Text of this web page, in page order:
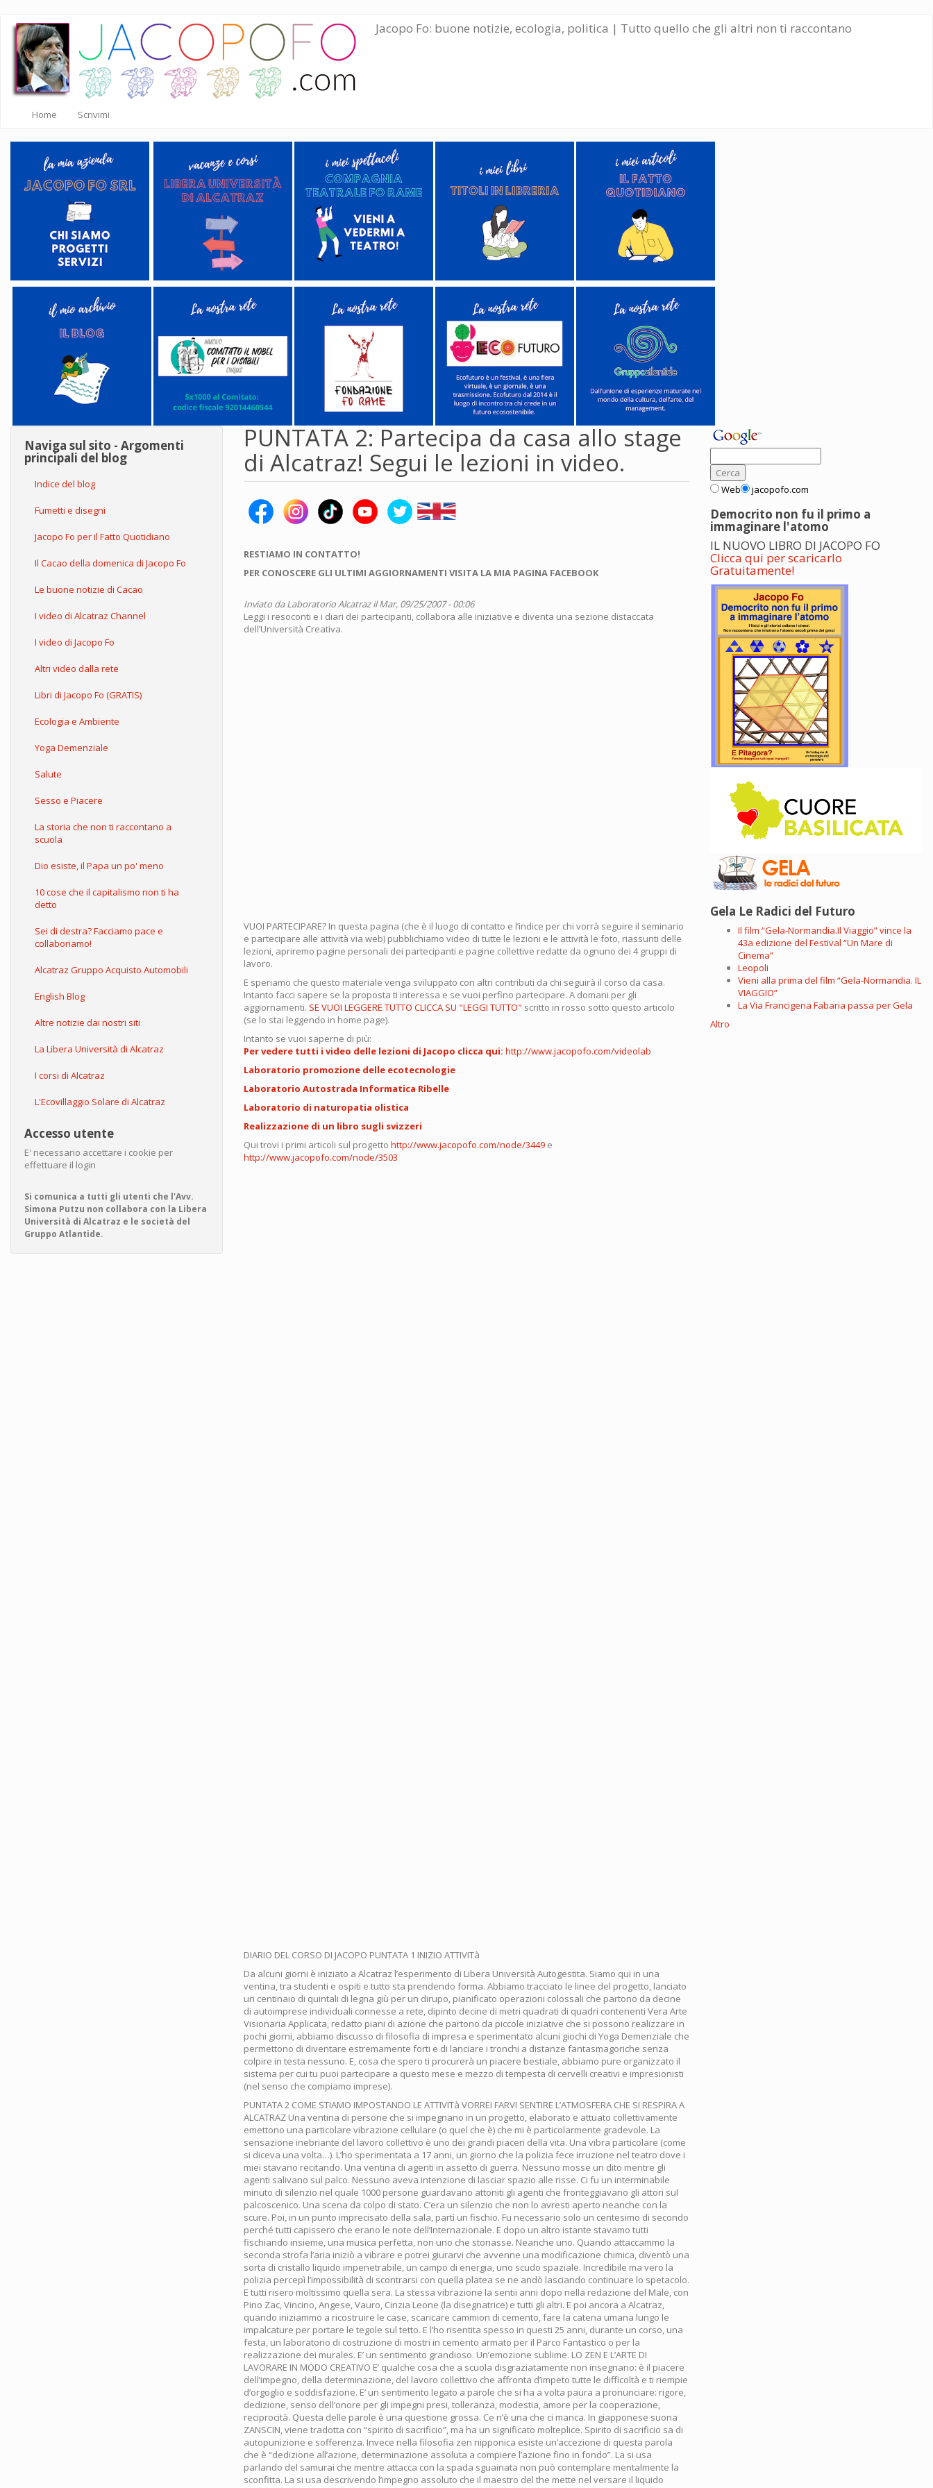
Salta
contenuto
principale
Jacopo Fo: buone notizie, ecologia, politica | Tutto quello che gli altri non ti raccontano
Home Scrivimi
Naviga sul sito - Argomenti
principali del blog
Indice del blog
Fumetti e disegni
Jacopo Fo per il Fatto Quotidiano
Il Cacao della domenica di Jacopo Fo
Le buone notizie di Cacao
I video di Alcatraz Channel
I video di Jacopo Fo
Altri video dalla rete
Libri di Jacopo Fo (GRATIS)
Ecologia e Ambiente
Yoga Demenziale
Salute
Sesso e Piacere
La storia che non ti raccontano a
scuola
Dio esiste, il Papa un po' meno
10 cose che il capitalismo non ti ha
detto
Sei di destra? Facciamo pace e
collaboriamo!
Alcatraz Gruppo Acquisto Automobili
English Blog
Altre notizie dai nostri siti
La Libera Università di Alcatraz
I corsi di Alcatraz
L'Ecovillaggio Solare di Alcatraz
Accesso utente
E' necessario accettare i cookie per
effettuare il login
Si comunica a tutti gli utenti che l'Avv.
Simona Putzu non collabora con la Libera
Università di Alcatraz e le società del
Gruppo Atlantide.
PUNTATA 2: Partecipa da casa allo stage
di Alcatraz! Segui le lezioni in video.
RESTIAMO IN CONTATTO!
PER CONOSCERE GLI ULTIMI AGGIORNAMENTI VISITA LA MIA PAGINA FACEBOOK
Inviato daLaboratorio Alcatrazil Mar, 09/25/2007 - 00:06
Leggi i resoconti e i diari dei partecipanti, collabora alle iniziative e diventa una sezione distaccata
dell’Università Creativa.
VUOI PARTECIPARE? In questa pagina (che è il luogo di contatto e l’indice per chi vorrà seguire il seminario
e partecipare alle attività via web) pubblichiamo video di tutte le lezioni e le attività le foto, riassunti delle
lezioni, apriremo pagine personali dei partecipanti e pagine collettive redatte da ognuno dei 4 gruppi di
lavoro.
E speriamo che questo materiale venga sviluppato con altri contributi da chi seguirà il corso da casa.
Intanto facci sapere se la proposta ti interessa e se vuoi perfino partecipare. A domani per gli
aggiornamenti. SE VUOI LEGGERE TUTTO CLICCA SU "LEGGI TUTTO" scritto in rosso sotto questo articolo
(se lo stai leggendo in home page).
Intanto se vuoi saperne di più:
Per vedere tutti i video delle lezioni di Jacopo clicca qui: http://www.jacopofo.com/videolab
Laboratorio promozione delle ecotecnologie
Laboratorio Autostrada Informatica Ribelle
Laboratorio di naturopatia olistica
Realizzazione di un libro sugli svizzeri
Qui trovi i primi articoli sul progetto http://www.jacopofo.com/node/3449 e
http://www.jacopofo.com/node/3503
DIARIO DEL CORSO DI JACOPO PUNTATA 1 INIZIO ATTIVITà
Da alcuni giorni è iniziato a Alcatraz l’esperimento di Libera Università Autogestita. Siamo qui in una
ventina, tra studenti e ospiti e tutto sta prendendo forma. Abbiamo tracciato le linee del progetto, lanciato
un centinaio di quintali di legna giù per un dirupo, pianificato operazioni colossali che partono da decine
di autoimprese individuali connesse a rete, dipinto decine di metri quadrati di quadri contenenti Vera Arte
Visionaria Applicata, redatto piani di azione che partono da piccole iniziative che si possono realizzare in
pochi giorni, abbiamo discusso di filosofia di impresa e sperimentato alcuni giochi di Yoga Demenziale che
permettono di diventare estremamente forti e di lanciare i tronchi a distanze fantasmagoriche senza
colpire in testa nessuno. E, cosa che spero ti procurerà un piacere bestiale, abbiamo pure organizzato il
sistema per cui tu puoi partecipare a questo mese e mezzo di tempesta di cervelli creativi e impresionisti
(nel senso che compiamo imprese).
PUNTATA 2 COME STIAMO IMPOSTANDO LE ATTIVITà VORREI FARVI SENTIRE L’ATMOSFERA CHE SI RESPIRA A
ALCATRAZ Una ventina di persone che si impegnano in un progetto, elaborato e attuato collettivamente
emettono una particolare vibrazione cellulare (o quel che è) che mi è particolarmente gradevole. La
sensazione inebriante del lavoro collettivo è uno dei grandi piaceri della vita. Una vibra particolare (come
si diceva una volta…). L’ho sperimentata a 17 anni, un giorno che la polizia fece irruzione nel teatro dove i
miei stavano recitando. Una ventina di agenti in assetto di guerra. Nessuno mosse un dito mentre gli
agenti salivano sul palco. Nessuno aveva intenzione di lasciar spazio alle risse. Ci fu un interminabile
minuto di silenzio nel quale 1000 persone guardavano attoniti gli agenti che fronteggiavano gli attori sul
palcoscenico. Una scena da colpo di stato. C’era un silenzio che non lo avresti aperto neanche con la
scure. Poi, in un punto imprecisato della sala, partì un fischio. Fu necessario solo un centesimo di secondo
perché tutti capissero che erano le note dell’Internazionale. E dopo un altro istante stavamo tutti
fischiando insieme, una musica perfetta, non uno che stonasse. Neanche uno. Quando attaccammo la
seconda strofa l’aria iniziò a vibrare e potrei giurarvi che avvenne una modificazione chimica, diventò una
sorta di cristallo liquido impenetrabile, un campo di energia, uno scudo spaziale. Incredibile ma vero la
polizia percepì l’impossibilità di scontrarsi con quella platea se ne andò lasciando continuare lo spetacolo.
E tutti risero moltissimo quella sera. La stessa vibrazione la sentii anni dopo nella redazione del Male, con
Pino Zac, Vincino, Angese, Vauro, Cinzia Leone (la disegnatrice) e tutti gli altri. E poi ancora a Alcatraz,
quando iniziammo a ricostruire le case, scaricare cammion di cemento, fare la catena umana lungo le
impalcature per portare le tegole sul tetto. E l’ho risentita spesso in questi 25 anni, durante un corso, una
festa, un laboratorio di costruzione di mostri in cemento armato per il Parco Fantastico o per la
realizzazione dei murales. E’ un sentimento grandioso. Un’emozione sublime. LO ZEN E L’ARTE DI
LAVORARE IN MODO CREATIVO E’ qualche cosa che a scuola disgraziatamente non insegnano: è il piacere
dell’impegno, della determinazione, del lavoro collettivo che affronta d’impeto tutte le difficoltà e ti riempie
d’orgoglio e soddisfazione. E’ un sentimento legato a parole che si ha a volta paura a pronunciare: rigore,
dedizione, senso dell’onore per gli impegni presi, tolleranza, modestia, amore per la cooperazione,
reciprocità. Questa delle parole è una questione grossa. Ce n’è una che ci manca. In giapponese suona
ZANSCIN, viene tradotta con “spirito di sacrificio”, ma ha un significato molteplice. Spirito di sacrificio sa di
autopunizione e sofferenza. Invece nella filosofia zen nipponica esiste un’accezione di questa parola
che è “dedizione all’azione, determinazione assoluta a compiere l’azione fino in fondo”. La si usa
parlando del samurai che mentre attacca con la spada sguainata non può contemplare mentalmente la
sconfitta. La si usa descrivendo l’impegno assoluto che il maestro del the mette nel versare il liquido
Web jacopofo.com
Democrito non fu il primo a
immaginare l'atomo
IL NUOVO LIBRO DI JACOPO FO
Clicca qui per scaricarlo
Gratuitamente!
Gela Le Radici del Futuro
Il film “Gela-Normandia.Il Viaggio” vince la
43a edizione del Festival “Un Mare di
Cinema”
Leopoli
Vieni alla prima del film “Gela-Normandia. IL
VIAGGIO”
La Via Francigena Fabaria passa per Gela
Altro